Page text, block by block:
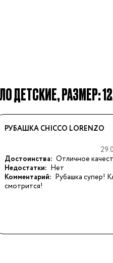
ДЕТСКИЕ, РАЗМЕР:
РУБАШКА CHICCO LORENZO
Достоинства: Отличное
Недостатки: Нет
Комментарий: Рубашка супер!
смотрится!